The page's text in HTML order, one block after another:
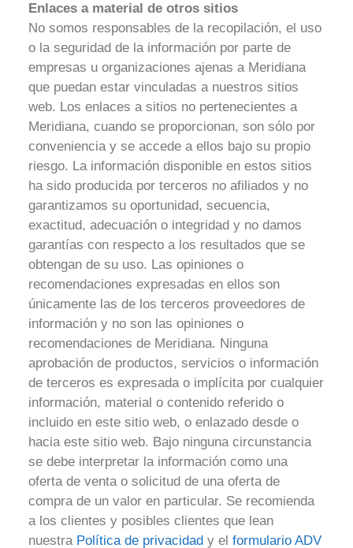
Enlaces a material de otros sitios
No somos responsables de la recopilación, el uso
o la seguridad de la información por parte de
empresas u organizaciones ajenas a Meridiana
que puedan estar vinculadas a nuestros sitios
web. Los enlaces a sitios no pertenecientes a
Meridiana, cuando se proporcionan, son sólo por
conveniencia y se accede a ellos bajo su propio
riesgo. La información disponible en estos sitios
ha sido producida por terceros no afiliados y no
garantizamos su oportunidad, secuencia,
exactitud, adecuación o integridad y no damos
garantías con respecto a los resultados que se
obtengan de su uso. Las opiniones o
recomendaciones expresadas en ellos son
únicamente las de los terceros proveedores de
información y no son las opiniones o
recomendaciones de Meridiana. Ninguna
aprobación de productos, servicios o información
de terceros es expresada o implícita por cualquier
información, material o contenido referido o
incluido en este sitio web, o enlazado desde o
hacia este sitio web. Bajo ninguna circunstancia
se debe interpretar la información como una
oferta de venta o solicitud de una oferta de
compra de un valor en particular. Se recomienda
a los clientes y posibles clientes que lean
nuestra Política de privacidad y el formulario ADV